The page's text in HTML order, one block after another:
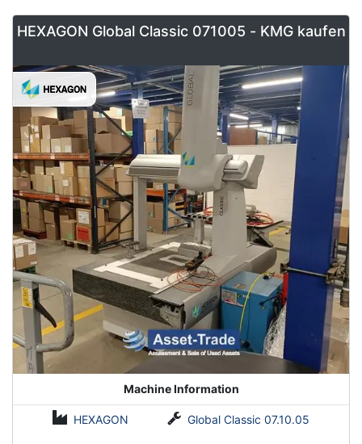
Ständermeßgeräte- kleine Messbereiche mit guter
Brückenmeßgeräte- sehr große Messbereiche, z.B
Karosserien
Auslegermeßgeräte- große Meßbereiche
Kontaktieren Sie Asset-Trade noch heute um Ihre gebrauchte
Messmaschine zu finden.
HEXAGON Global Classic 071005 - KMG kaufen
Machine Information
HEXAGON Global Classic 07.10.05